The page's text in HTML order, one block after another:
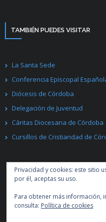
TAMBIÉN PUEDES VISITAR
La Santa Sede
Conferencia Episcopal
Diócesis de Córdoba
Delegación de Juventud
Cáritas Diocesana de Córdoba
Cursillos de Cristiandad de
Desarrollado porThink Up
Privacidad y cookies: este sitio
por él, aceptas su uso.
Para obtener más información,
consulta: Política de cookies